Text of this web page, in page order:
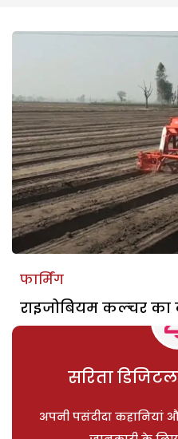
फार्मिंग
राइजोबियम कल्चर का
सरिता
अपनी पसंदीदा कहानियां